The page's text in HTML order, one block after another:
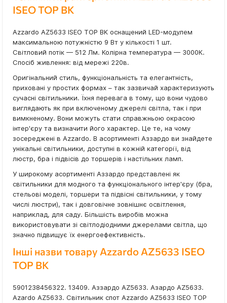
ISEO TOP BK
Azzardo AZ5633 ISEO TOP BK оснащений LED-модулем
максимальною потужністю 9 Вт у кількості 1 шт.
Світловий потік — 512 Лм. Колірна температура — 3000К.
Спосіб живлення: від мережі 220в.
Оригінальний стиль, функціональність та елегантність,
приховані у простих формах – так зазвичай характеризують
сучасні світильники. Їхня перевага в тому, що вони чудово
виглядають як при включеному джерелі світла, так і при
вимкненому. Вони можуть стати справжньою окрасою
інтер'єру та визначити його характер. Це те, на чому
зосереджені в Azzardo. В асортименті Аззардо ви знайдете
унікальні світильники, доступні в кожній категорії, від
люстр, бра і підвісів до торшерів і настільних ламп.
У широкому асортименті Аззардо представлені як
світильники для модного та функціонального інтер'єру (бра,
стельові моделі, торшери та підвісні світильники, у тому
числі люстри), так і довговічне зовнішнє освітлення,
наприклад, для саду. Більшість виробів можна
використовувати зі світлодіодними джерелами світла, що
значно підвищує їх енергоефективність.
Інші назви товару Azzardo AZ5633 ISEO
TOP BK
5901238456322. 13409. Аззардо AZ5633. Азардо AZ5633.
Azardo AZ5633. Світильник спот Azzardo AZ5633 ISEO TOP